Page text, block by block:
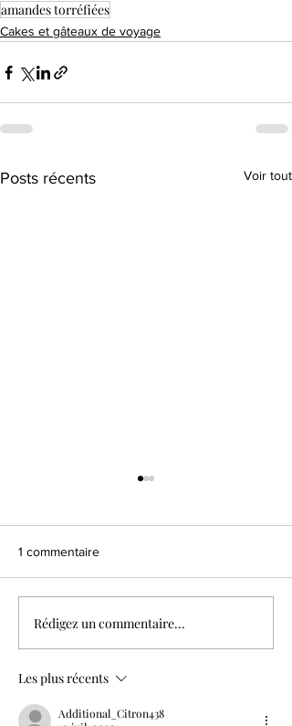
amandes torréfiées
Cakes et gâteaux de voyage
Posts récents Voir tout
Cake d'or : figues &
1 commentaire
Rédigez un commentaire...
Les plus récents
Additional_Citron438